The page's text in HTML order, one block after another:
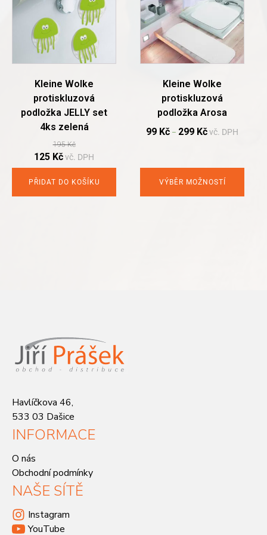
Kleine Wolke
protiskluzová
podložka JELLY set
4ks zelená
195Kč
Original
was:
195 Kč.
125 KčCurrent
125 Kč.
vč. DPH
PŘIDAT DO KOŠÍKU
Kleine Wolke
protiskluzová
podložka Arosa
99 Kč – 299 Kčvč. DPH
VÝBĚR MOŽNOSTÍ
multiple
variants.
The
options
may
be
product
page
Havlíčkova 46,
533 03 Dašice
INFORMACE
O nás
Obchodní podmínky
NAŠE SÍTĚ
Instagram
YouTube